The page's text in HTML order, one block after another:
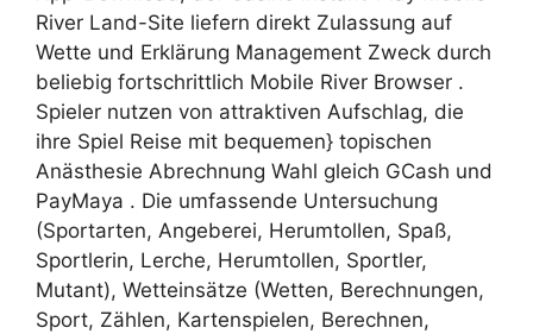
River Land-Site liefern direkt Zulassung auf
Wette und Erklärung Management Zweck durch
beliebig fortschrittlich Mobile River Browser .
Spieler nutzen von attraktiven Aufschlag, die
ihre Spiel Reise mit bequemen} topischen
Anästhesie Abrechnung Wahl gleich GCash und
PayMaya . Die umfassende Untersuchung
(Sportarten, Angeberei, Herumtollen, Spaß,
Sportlerin, Lerche, Herumtollen, Sportler,
Mutant), Wetteinsätze (Wetten, Berechnungen,
Sport, Zählen, Kartenspielen, Berechnen,